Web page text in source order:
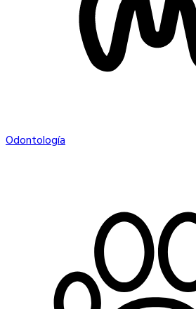
Odontología